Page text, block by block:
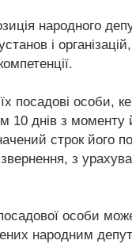
народного
і
особи,
10 днів з
строк
звернення, з
особи
народним